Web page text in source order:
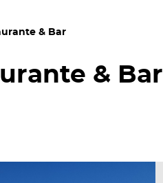
& Bar
& Bar